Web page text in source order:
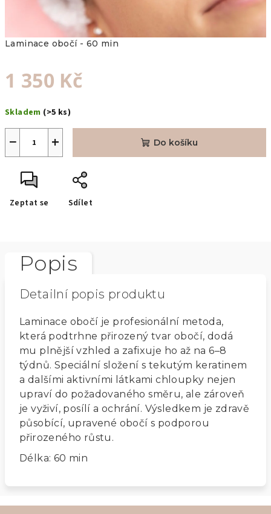
Laminace obočí - 60 min
1 350 Kč
cena:
Skladem (>5 ks)
+
− Do košíku
Zeptat se Sdílet
Popis
Detailní popis produktu
Laminace obočí je profesionální metoda,
která podtrhne přirozený tvar obočí, dodá
mu plnější vzhled a zafixuje ho až na 6–8
týdnů. Speciální složení s tekutým keratinem
a dalšími aktivními látkami chloupky nejen
upraví do požadovaného směru, ale zároveň
je vyživí, posílí a ochrání. Výsledkem je zdravě
působící, upravené obočí s podporou
přirozeného růstu.
Délka: 60 min